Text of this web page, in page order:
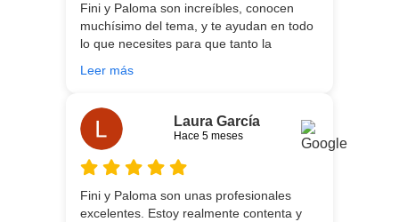
perfectamente y a nuestro gusto, además
muy rápidos. Volveremos a contar con
ellos para futuras compras. Muchas
gracias!
Fini y Paloma son increíbles, conocen
muchísimo del tema, y te ayudan en todo
lo que necesites para que tanto la
que estés necesitando sean los mejores.
trabajo impecable en el transporte y
montaje, unos chicos encantadores. Hace
5 años conocí la tienda, y vuelvo
encantada de contar con su asesoría y
equipo.
Leer más
Laura García
Hace 5 meses
Fini y Paloma son unas profesionales
excelentes. Estoy realmente contenta y